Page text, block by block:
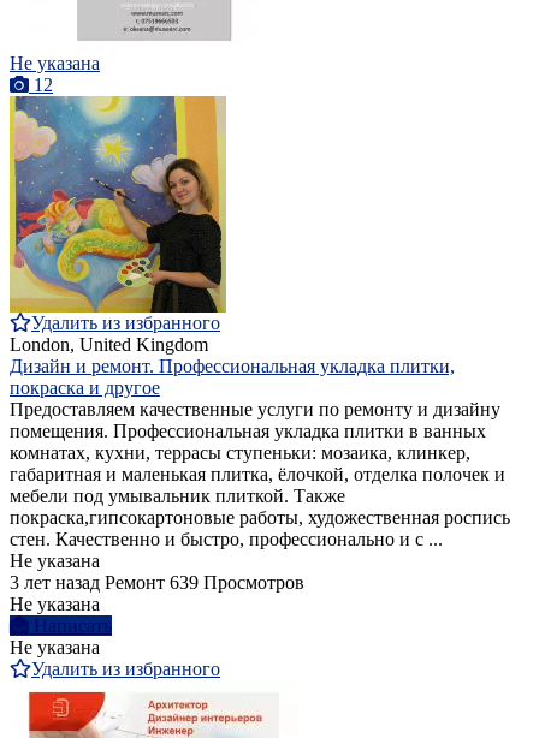
Не указана
12
Удалить из избранного
London, United Kingdom
Дизайн и ремонт. Профессиональная укладка плитки,
покраска и другое
Предоставляем качественные услуги по ремонту и дизайну
помещения. Профессиональная укладка плитки в ванных
комнатах, кухни, террасы ступеньки: мозаика, клинкер,
габаритная и маленькая плитка, ёлочкой, отделка полочек и
мебели под умывальник плиткой. Также
покраска,гипсокартоновые работы, художественная роспись
стен. Качественно и быстро, профессионально и с ...
Не указана
3 лет назад Ремонт 639 Просмотров
Не указана
Написать
Не указана
Удалить из избранного